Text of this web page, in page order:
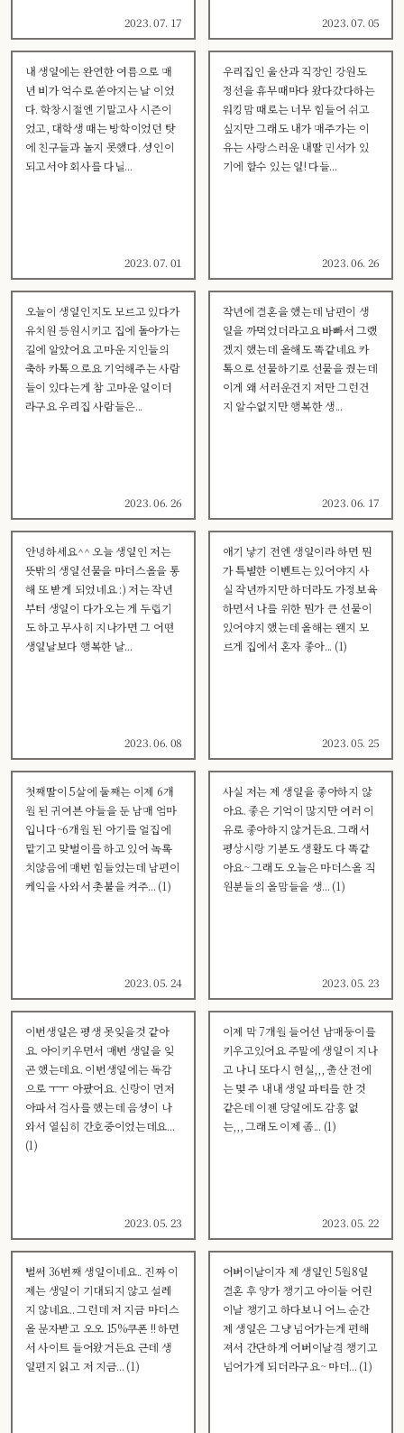
2023. 07. 17 2023. 07. 05
내 생일에는 완연한 여름으로 매
년 비가 억수로 쏟아지는 날 이었
다. 학창시절엔 기말고사 시즌이
었고, 대학생 때는 방학이었던 탓
에 친구들과 놀지 못했다. 성인이
되고서야 회사를 다닐...
2023. 07. 01
우리집인 울산과 직장인 강원도
정선을 휴무때마다 왔다갔다하는
워킹맘 때로는 너무 힘들어 쉬고
싶지만 그래도 내가 매주가는 이
유는 사랑스러운 내딸 민서가 있
기에 할수 있는 일! 다들...
2023. 06. 26
오늘이 생일인지도 모르고 있다가
유치원 등원시키고 집에 돌아가는
길에 알았어요 고마운 지인들의
축하 카톡으로요 기억해주는 사람
들이 있다는게 참 고마운 일이더
라구요 우리집 사람들은...
2023. 06. 26
작년에 결혼을 했는데 남편이 생
일을 까먹었더라고요 바빠서 그랬
겠지 했는데 올해도 똑같네요 카
톡으로 선물하기로 선물을 줬는데
이게 왜 서러운건지 저만 그런건
지 알수없지만 행복한 생...
2023. 06. 17
안녕하세요^^ 오늘 생일인 저는
뜻밖의 생일선물을 마더스올을 통
해 또 받게 되었네요 :) 저는 작년
부터 생일이 다가오는 게 두렵기
도 하고 무사히 지나가면 그 어떤
생일날보다 행복한 날...
2023. 06. 08
애기 낳기 전엔 생일이라 하면 뭔
가 특별한 이벤트는 있어야지 사
실 작년까지만 하더라도 가정보육
하면서 나를 위한 뭔가 큰 선물이
있어야지 했는데 올해는 왠지 모
르게 집에서 혼자 좋아... (1)
2023. 05. 25
첫째딸이 5살에 둘째는 이제 6개
월 된 귀여븐 아들을 둔 남매 엄마
입니다~6개월 된 아기를 얼집에
맡기고 맞벌이를 하고 있어 녹록
치않음에 매번 힘들었는데 남편이
케익을 사와서 촛불을 켜주... (1)
2023. 05. 24
사실 저는 제 생일을 좋아하지 않
아요. 좋은 기억이 많지만 여러 이
유로 좋아하지 않거든요. 그래서
평상시랑 기분도 생활도 다 똑같
아요~ 그래도 오늘은 마더스올 직
원분들의 올맘들을 생... (1)
2023. 05. 23
이번생일은 평생 못잊을것 같아
요. 아이키우면서 매번 생일을 잊
곤 했는데요. 이번생일에는 독감
으로 ㅜㅜ 아팠어요. 신랑이 먼저
아파서 검사를 했는데 음성이 나
와서 열심히 간호중이었는데요...
(1)
2023. 05. 23
이제 막 7개월 들어선 남매둥이를
키우고있어요 주말에 생일이 지나
고 나니 또다시 현실,,, 출산 전에
는 몇 주 내내 생일 파티를 한 것
같은데 이젠 당일에도 감흥 없
는,,, 그래도 이제 좀... (1)
2023. 05. 22
벌써 36번째 생일이네요.. 진짜 이
제는 생일이 기대되지 않고 설레
지 않네요.. 그런데 저 지금 마더스
올 문자받고 오오 15%쿠폰 !! 하면
서 사이트 들어왔거든요 근데 생
일편지 읽고 저 지금... (1)
어버이날이자 제 생일인 5월8일
결혼 후 양가 챙기고 아이들 어린
이날 챙기고 하다보니 어느 순간
제 생일은 그냥 넘어가는게 편해
져서 간단하게 어버이날겸 챙기고
넘어가게 되더라구요~ 마더... (1)